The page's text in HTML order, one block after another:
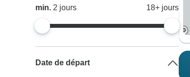
min. 2 jours 18+ jours
Date de départ